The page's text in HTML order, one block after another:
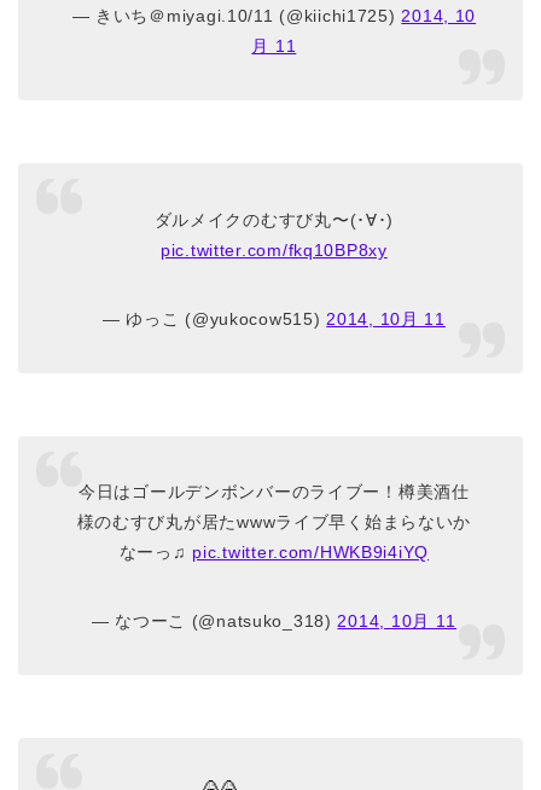
— きいち＠miyagi.10/11 (@kiichi1725) 2014, 10
月 11
ダルメイクのむすび丸〜(･∀･)
pic.twitter.com/fkq10BP8xy
— ゆっこ (@yukocow515) 2014, 10月 11
今日はゴールデンボンバーのライブー！樽美酒仕
様のむすび丸が居たwwwライブ早く始まらないか
なーっ♫ pic.twitter.com/HWKB9i4iYQ
— なつーこ (@natsuko_318)2014, 10月 11